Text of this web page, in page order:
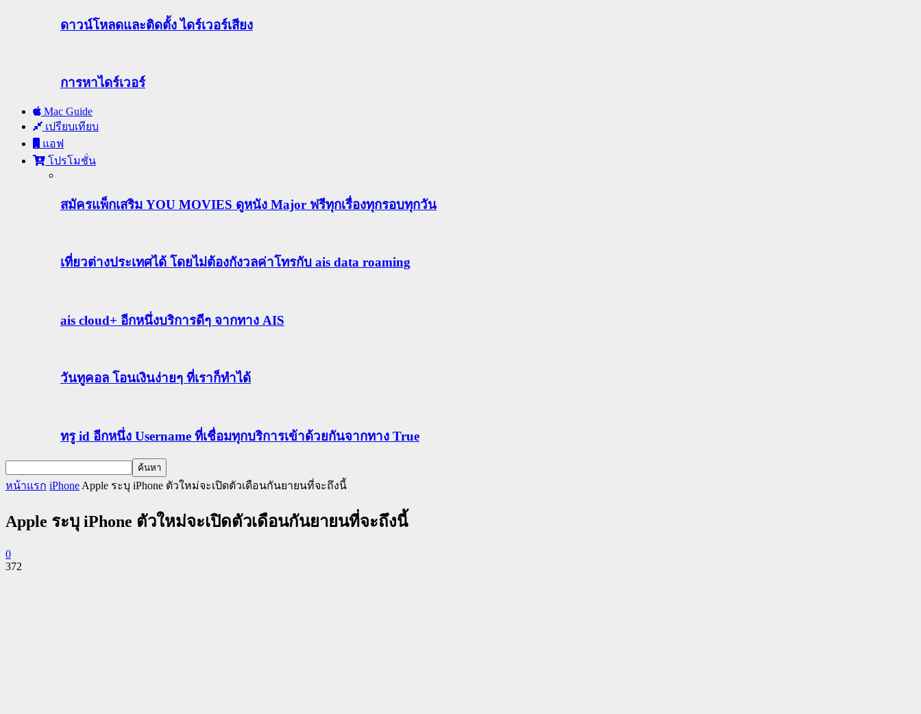
ดาวน์โหลดและติดตั้ง ไดร์เวอร์เสียง
การหาไดร์เวอร์
Mac Guide
เปรียบเทียบ
แอฟ
โปรโมชั่น
สมัครแพ็กเสริม YOU MOVIES ดูหนัง Major ฟรีทุกเรื่องทุกรอบทุกวัน
เที่ยวต่างประเทศได้ โดยไม่ต้องกังวลค่าโทรกับ ais data roaming
ais cloud+ อีกหนึ่งบริการดีๆ จากทาง AIS
วันทูคอล โอนเงินง่ายๆ ที่เราก็ทำได้
ทรู id อีกหนึ่ง Username ที่เชื่อมทุกบริการเข้าด้วยกันจากทาง True
หน้าแรก iPhone Apple ระบุ iPhone ตัวใหม่จะเปิดตัวเดือนกันยายนที่จะถึงนี้
Apple ระบุ iPhone ตัวใหม่จะเปิดตัวเดือนกันยายนที่จะถึงนี้
0
372